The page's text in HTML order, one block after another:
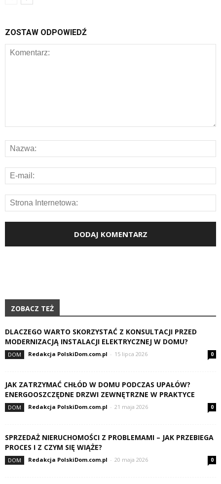
ZOSTAW ODPOWIEDŹ
ZOBACZ TEŻ
DLACZEGO WARTO SKORZYSTAĆ Z KONSULTACJI PRZED
MODERNIZACJĄ INSTALACJI ELEKTRYCZNEJ W DOMU?
DOM Redakcja PolskiDom.com.pl - 15 lipca 2026 0
JAK ZATRZYMAĆ CHŁÓD W DOMU PODCZAS UPAŁÓW?
ENERGOOSZCZĘDNE DRZWI ZEWNĘTRZNE W PRAKTYCE
DOM Redakcja PolskiDom.com.pl - 21 maja 2026 0
SPRZEDAŻ NIERUCHOMOŚCI Z PROBLEMAMI – JAK PRZEBIEGA
PROCES I Z CZYM SIĘ WIĄŻE?
DOM Redakcja PolskiDom.com.pl - 20 maja 2026 0